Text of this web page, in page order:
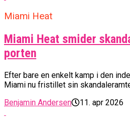
Miami Heat
Miami Heat smider
porten
Efter bare en enkelt kamp i den
Miami nu fristillet sin
Benjamin Andersen
11. apr 2026